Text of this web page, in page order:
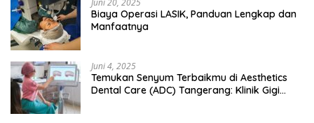
Juni 20, 2025
Biaya Operasi LASIK, Panduan Lengkap dan
Manfaatnya
Juni 4, 2025
Temukan Senyum Terbaikmu di Aesthetics
Dental Care (ADC) Tangerang: Klinik Gigi